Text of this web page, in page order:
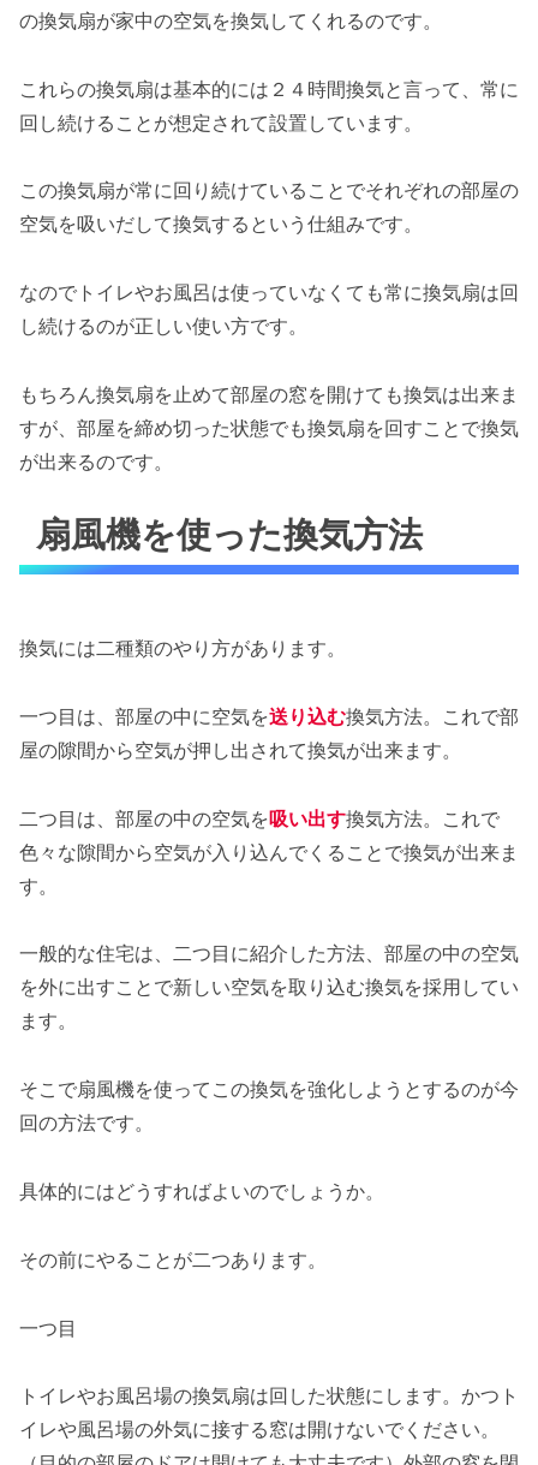
の換気扇が家中の空気を換気してくれるのです。
これらの換気扇は基本的には２４時間換気と言って、常に
回し続けることが想定されて設置しています。
この換気扇が常に回り続けていることでそれぞれの部屋の
空気を吸いだして換気するという仕組みです。
なのでトイレやお風呂は使っていなくても常に換気扇は回
し続けるのが正しい使い方です。
もちろん換気扇を止めて部屋の窓を開けても換気は出来ま
すが、部屋を締め切った状態でも換気扇を回すことで換気
が出来るのです。
扇風機を使った換気方法
換気には二種類のやり方があります。
一つ目は、部屋の中に空気を送り込む換気方法。これで部
屋の隙間から空気が押し出されて換気が出来ます。
二つ目は、部屋の中の空気を吸い出す換気方法。これで
色々な隙間から空気が入り込んでくることで換気が出来ま
す。
一般的な住宅は、二つ目に紹介した方法、部屋の中の空気
を外に出すことで新しい空気を取り込む換気を採用してい
ます。
そこで扇風機を使ってこの換気を強化しようとするのが今
回の方法です。
具体的にはどうすればよいのでしょうか。
その前にやることが二つあります。
一つ目
トイレやお風呂場の換気扇は回した状態にします。かつト
イレや風呂場の外気に接する窓は開けないでください。